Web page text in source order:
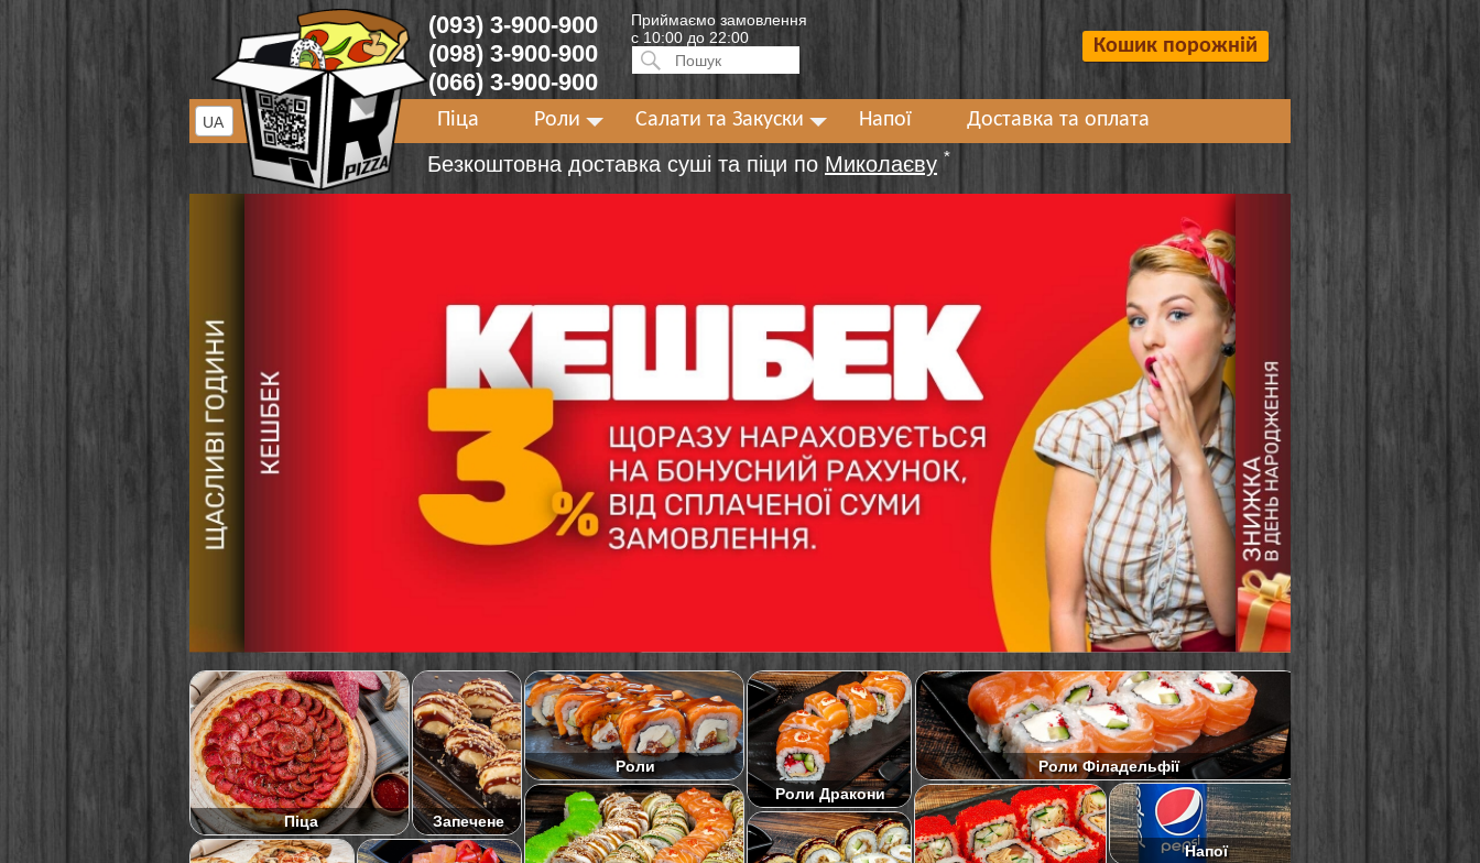
(093) 3-900-900
(098) 3-900-900
(066) 3-900-900
Приймаємо замовлення
с 10:00 до 22:00
Искать:ПОИСК Кошик порожній
Піца Роли Салати та Закуски Напої Доставка та оплата
Безкоштовна доставка суші та піци по Миколаєву *
UA
Піца Запечене
Роли
Роли Дракони
Роли Філадельфії
Напої